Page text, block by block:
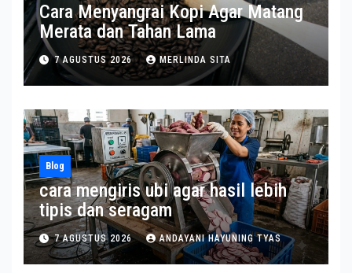
Cara Menyangrai Kopi Agar Matang
Merata dan Tahan Lama
7 AGUSTUS 2026 MERLINDA SITA
Blog
cara mengiris ubi agar hasil lebih
tipis dan seragam
7 AGUSTUS 2026 ANDAYANI HAYUNING TYAS